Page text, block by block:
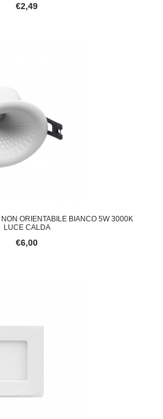
€2,49
ORIENTABILE BIANCO 5W 3000K
LUCE CALDA
€6,00